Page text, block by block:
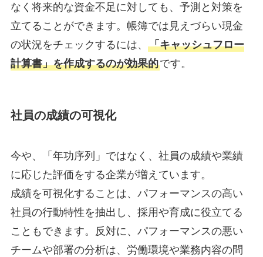
なく将来的な資金不足に対しても、予測と対策を
立てることができます。帳簿では見えづらい現金
の状況をチェックするには、 「キャッシュフロー
計算書」を作成するのが効果的です。
社員の成績の可視化
今や、「年功序列」ではなく、社員の成績や業績
に応じた評価をする企業が増えています。
成績を可視化することは、パフォーマンスの高い
社員の行動特性を抽出し、採用や育成に役立てる
こともできます。反対に、パフォーマンスの悪い
チームや部署の分析は、労働環境や業務内容の問